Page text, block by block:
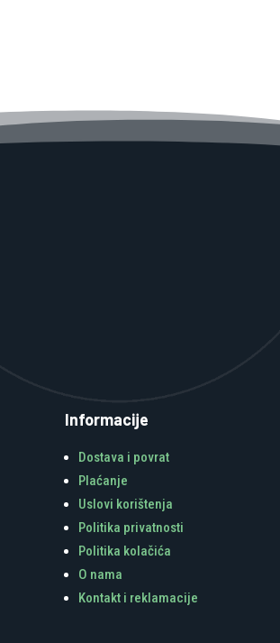
Informacije
Dostava i povrat
Plaćanje
Uslovi korištenja
Politika privatnosti
Politika kolačića
O nama
Kontakt i reklamacije